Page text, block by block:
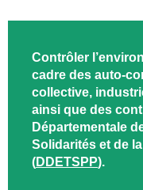
Contrôler
cadre des auto-
collective,
ainsi que des
Départementale
Solidarités et de
(DDETSPP).